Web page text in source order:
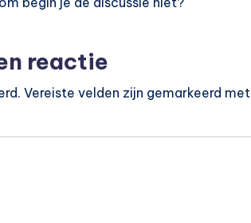
reactie
Vereiste velden zijn gemarkeerd met